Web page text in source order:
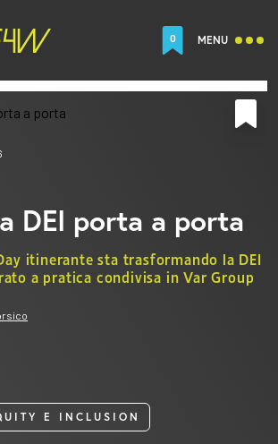
MENU
0
DEI porta a porta
itinerante sta trasformando la DEI
a pratica condivisa in Var Group
E INCLUSION